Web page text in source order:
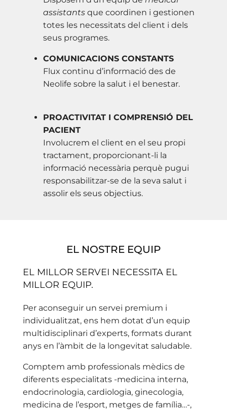
assistantsque coordinen i gestionen
totes les necessitats del client i dels
seus programes.
COMUNICACIONS CONSTANTS
Flux continu d’informació des de
Neolife sobre la salut i el benestar.
PROACTIVITAT I COMPRENSIÓ DEL
PACIENT
Involucrem el client en el seu propi
tractament, proporcionant-li la
informació necessària perquè pugui
responsabilitzar-se de la seva salut i
assolir els seus objectius.
EL NOSTRE EQUIP
EL MILLOR SERVEI NECESSITA EL
MILLOR EQUIP.
Per aconseguir un servei premium i
individualitzat, ens hem dotat d’un equip
multidisciplinari d’experts, formats durant
anys en l’àmbit de la longevitat saludable.
Comptem amb professionals mèdics de
diferents especialitats -medicina interna,
endocrinologia, cardiologia, ginecologia,
medicina de l’esport, metges de família…-,